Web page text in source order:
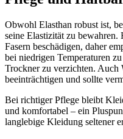
Obwohl Elasthan robust ist,
seine Elastizität zu bewahren.
Fasern beschädigen, daher
bei niedrigen Temperaturen
Trockner zu verzichten. Auch
beeinträchtigen und sollte
Bei richtiger Pflege bleibt
und komfortabel – ein
langlebige Kleidung seltener